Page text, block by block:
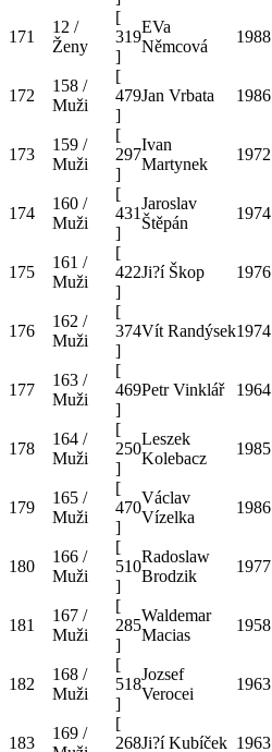
171
12 /
Ženy
[
319
]
EVa
Němcová
1988
172
158 /
Muži
[
479
]
Jan Vrbata 1986
173
159 /
Muži
[
297
]
Ivan
Martynek
1972
174
160 /
Muži
[
431
]
Jaroslav
Štěpán
1974
175
161 /
Muži
[
422
]
Ji?í Škop 1976
176
162 /
Muži
[
374
]
Vít Randýsek1974
177
163 /
Muži
[
469
]
Petr Vinklář 1964
178
164 /
Muži
[
250
]
Leszek
Kolebacz
1985
179
165 /
Muži
[
470
]
Václav
Vízelka
1986
180
166 /
Muži
[
510
]
Radoslaw
Brodzik
1977
181
167 /
Muži
[
285
]
Waldemar
Macias
1958
182
168 /
Muži
[
518
]
Jozsef
Verocei
1963
183
169 /
[
268Ji?í Kubíček 1963